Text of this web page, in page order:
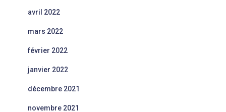
avril 2022
mars 2022
février 2022
janvier 2022
décembre 2021
novembre 2021